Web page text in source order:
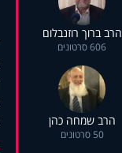
הרב ברוך רוזנבלום
606 סרטונים
הרב שמחה כהן
50 סרטונים